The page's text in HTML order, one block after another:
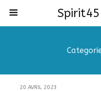
20 AVRIL 2023